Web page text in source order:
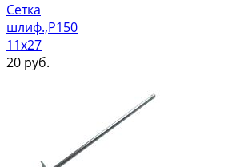
Сетка
шлиф.,Р150
11х27
20 руб.